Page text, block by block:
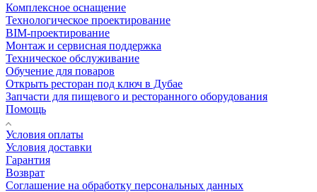
Комплексное оснащение
Технологическое проектирование
BIM-проектирование
Монтаж и сервисная поддержка
Техническое обслуживание
Обучение для поваров
Открыть ресторан под ключ в Дубае
Запчасти для пищевого и ресторанного оборудования
Помощь
Условия оплаты
Условия доставки
Гарантия
Возврат
Соглашение на обработку персональных данных